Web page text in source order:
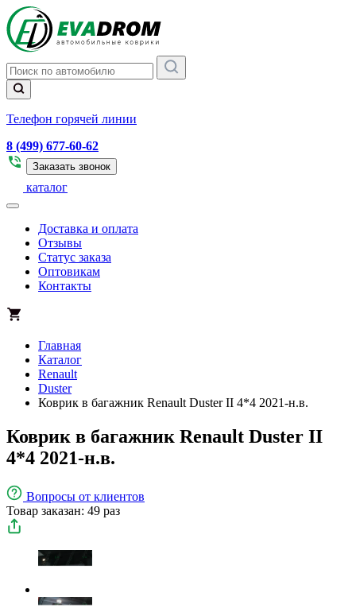
Телефон горячей линии
8 (499) 677-60-62
Заказать звонок
каталог
Доставка и оплата
Отзывы
Статус заказа
Оптовикам
Контакты
Главная
Каталог
Renault
Duster
Коврик в багажник Renault Duster II 4*4 2021-н.в.
Коврик в багажник Renault Duster II
4*4 2021-н.в.
Вопросы от клиентов
Товар заказан: 49 раз